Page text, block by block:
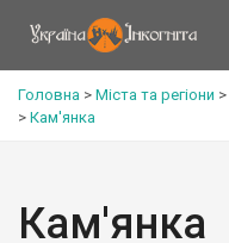
Головна > Міста та регіони >
> Кам'янка
Кам'янка